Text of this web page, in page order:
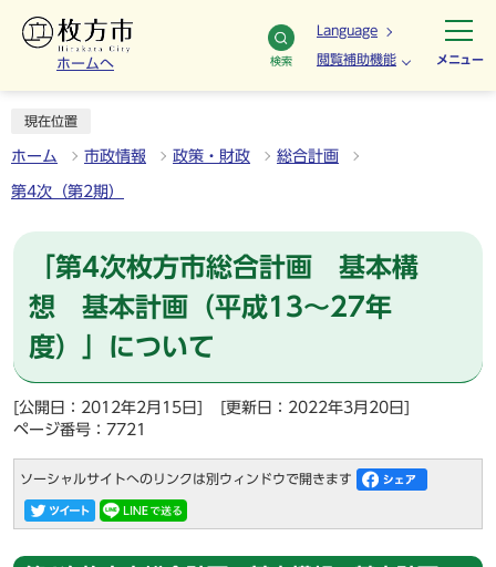
ホームへ 検索
Language
閲覧補助機能 メニュー
現在位置
ホーム 市政情報 政策・財政 総合計画
第4次（第2期）
「第4次枚方市総合計画 基本構
想 基本計画（平成13～27年
度）」について
[公開日：2012年2月15日]
[更新日：2022年3月20日]
ページ番号：7721
ソーシャルサイトへのリンクは別ウィンドウで開きます